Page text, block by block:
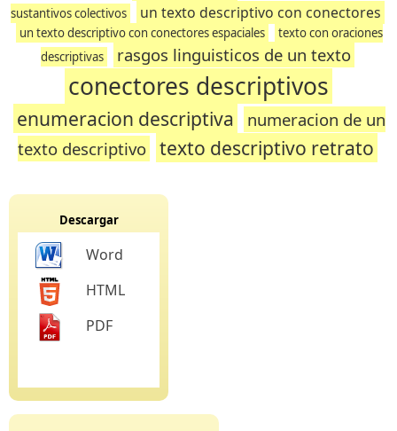
sustantivos colectivos
un texto descriptivo con conectores
un texto descriptivo con conectores espaciales
texto con oraciones
descriptivas
rasgos linguisticos de un texto
conectores descriptivos
enumeracion descriptiva
numeracion de un
texto descriptivo texto descriptivo retrato
Descargar
Word
HTML
PDF